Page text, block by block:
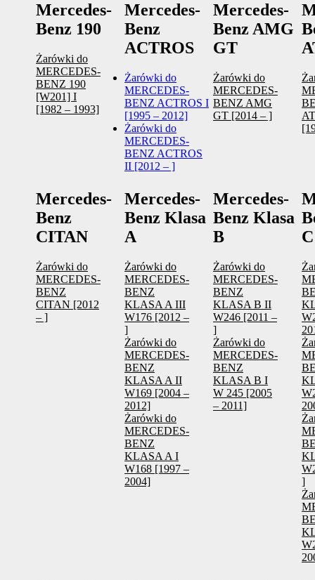
Mercedes-
Benz 190
Żarówki do
MERCEDES-
BENZ 190
[W201] I
[1982 – 1993]
Mercedes-
Benz
ACTROS
Żarówki do
MERCEDES-
BENZ ACTROS I
[1995 – 2012]
Żarówki do
MERCEDES-
BENZ ACTROS
II [2012 – ]
Mercedes-
Benz AMG
GT
Żarówki do
MERCEDES-
BENZ AMG
GT [2014 – ]
Mercedes-
Benz
CITAN
Żarówki do
MERCEDES-
BENZ
CITAN [2012
– ]
Mercedes-
Benz Klasa
A
Żarówki do
MERCEDES-
BENZ
KLASA A III
W176 [2012 –
]
Żarówki do
MERCEDES-
BENZ
KLASA A II
W169 [2004 –
2012]
Żarówki do
MERCEDES-
BENZ
KLASA A I
W168 [1997 –
2004]
Mercedes-
Benz Klasa
B
Żarówki do
MERCEDES-
BENZ
KLASA B II
W246 [2011 –
]
Żarówki do
MERCEDES-
BENZ
KLASA B I
W 245 [2005
– 2011]
C
]